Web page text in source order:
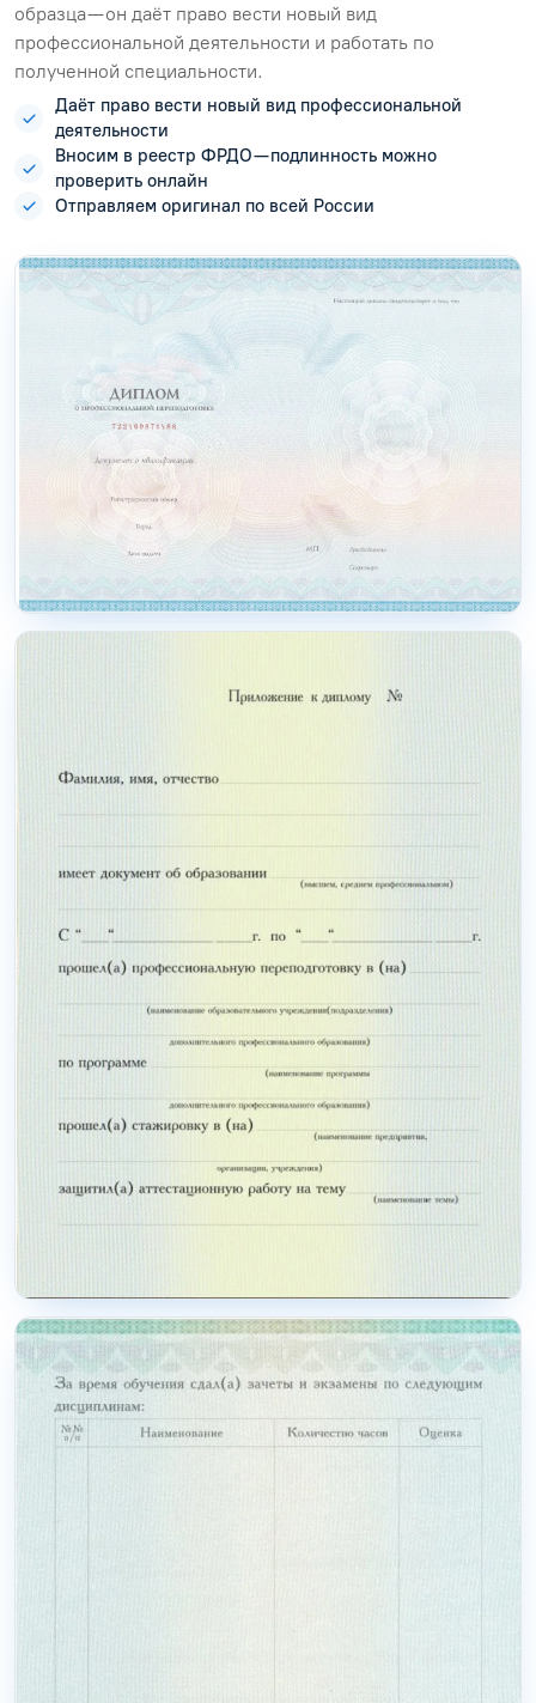
образца — он даёт право вести новый вид
профессиональной деятельности и работать по
полученной специальности.
Даёт право вести новый вид профессиональной
деятельности
Вносим в реестр ФРДО — подлинность можно
проверить онлайн
Отправляем оригинал по всей России